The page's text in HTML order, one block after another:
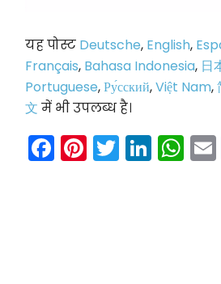
यह पोस्ट Deutsche, English,
Français, Bahasa Indonesia, 日
Portuguese,Ру́сский,Việt Nam,
文 में भी उपलब्ध है।
Facebook
Pinterest
Twitter